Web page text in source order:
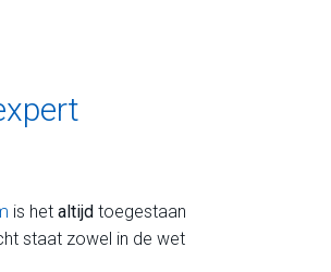
is het altijd toegestaan
staat zowel in de wet